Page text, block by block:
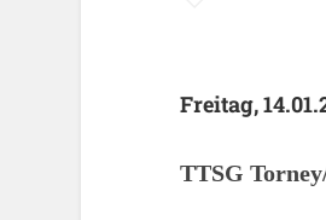
Freitag,
TTSG